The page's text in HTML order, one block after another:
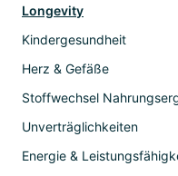
Longevity
Kindergesundheit
Herz & Gefäße
Stoffwechsel
Unverträglichkeiten
Energie &